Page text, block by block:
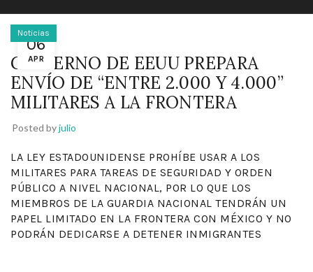
06
APR
Noticias
GOBIERNO DE EEUU PREPARA
ENVÍO DE “ENTRE 2.000 Y 4.000”
MILITARES A LA FRONTERA
Posted byjulio
LA LEY ESTADOUNIDENSE PROHÍBE USAR A LOS
MILITARES PARA TAREAS DE SEGURIDAD Y ORDEN
PÚBLICO A NIVEL NACIONAL, POR LO QUE LOS
MIEMBROS DE LA GUARDIA NACIONAL TENDRÁN UN
PAPEL LIMITADO EN LA FRONTERA CON MÉXICO Y NO
PODRÁN DEDICARSE A DETENER INMIGRANTES